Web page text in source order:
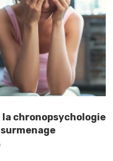
chronopsychologie